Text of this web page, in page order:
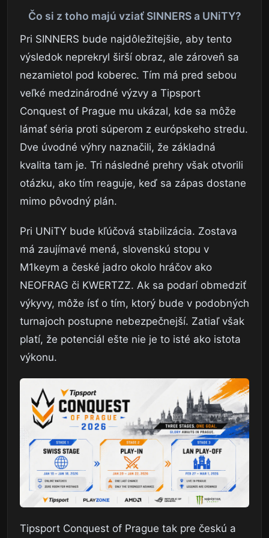
Čo si z toho majú vziať SINNERS a UNiTY?
Pri SINNERS bude najdôležitejšie, aby tento
výsledok neprekryl širší obraz, ale zároveň sa
nezamietol pod koberec. Tím má pred sebou
veľké medzinárodné výzvy a Tipsport
Conquest of Prague mu ukázal, kde sa môže
lámať séria proti súperom z európskeho stredu.
Dve úvodné výhry naznačili, že základná
kvalita tam je. Tri následné prehry však otvorili
otázku, ako tím reaguje, keď sa zápas dostane
mimo pôvodný plán.
Pri UNiTY bude kľúčová stabilizácia. Zostava
má zaujímavé mená, slovenskú stopu v
M1keym a české jadro okolo hráčov ako
NEOFRAG či KWERTZZ. Ak sa podarí obmedziť
výkyvy, môže ísť o tím, ktorý bude v podobných
turnajoch postupne nebezpečnejší. Zatiaľ však
platí, že potenciál ešte nie je to isté ako istota
výkonu.
Tipsport Conquest of Prague tak pre českú a